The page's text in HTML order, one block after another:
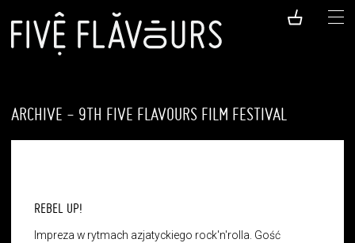
ARCHIVE - 9TH FIVE FLAVOURS FILM FESTIVAL
REBEL UP!
Impreza w rytmach azjatyckiego rock'n'rolla. Gość